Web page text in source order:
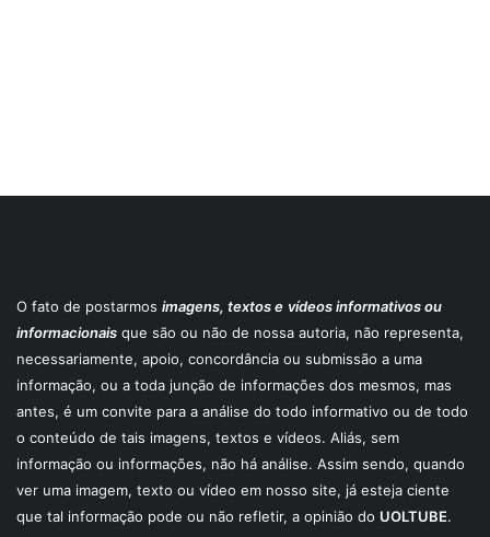
O fato de postarmos imagens, textos e vídeos informativos ou
informacionais que são ou não de nossa autoria, não representa,
necessariamente, apoio, concordância ou submissão a uma
informação, ou a toda junção de informações dos mesmos, mas
antes, é um convite para a análise do todo informativo ou de todo
o conteúdo de tais imagens, textos e vídeos. Aliás, sem
informação ou informações, não há análise. Assim sendo, quando
ver uma imagem, texto ou vídeo em nosso site, já esteja ciente
que tal informação pode ou não refletir, a opinião do UOLTUBE.